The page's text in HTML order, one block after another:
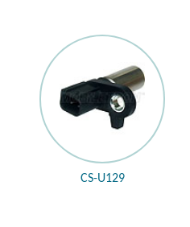
CS-U129